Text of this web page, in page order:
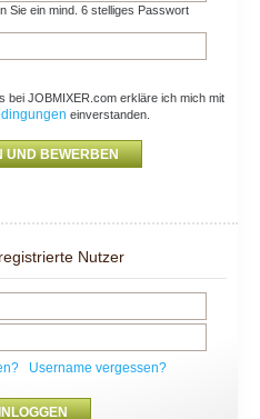
Sie ein mind. 6 stelliges Passwort
bei JOBMIXER.com erkläre ich mich mit
einverstanden.
Nutzer
Username vergessen?